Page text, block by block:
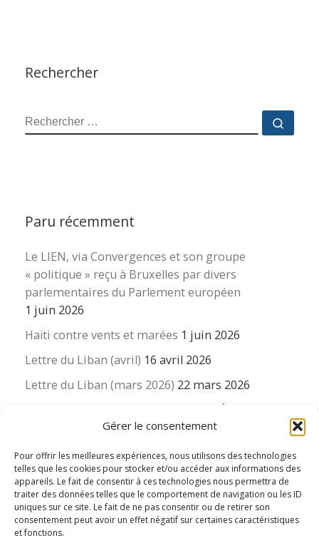
Gérer le consentement
Pour offrir les meilleures expériences, nous utilisons des technologies
telles que les cookies pour stocker et/ou accéder aux informations des
appareils. Le fait de consentir à ces technologies nous permettra de
traiter des données telles que le comportement de navigation ou les ID
uniques sur ce site. Le fait de ne pas consentir ou de retirer son
consentement peut avoir un effet négatif sur certaines caractéristiques
et fonctions.
Rechercher
RECHERCHER
Paru récemment
Le LIEN, via Convergences et son groupe
« politique » reçu à Bruxelles par divers
parlementaires du Parlement européen
1 juin 2026
Haïti contre vents et marées 1 juin 2026
Lettre du Liban (avril) 16 avril 2026
Lettre du Liban (mars 2026) 22 mars 2026
La revue « Educateur » décapitée ? L’Éducation
nouvelle et ses liens avec la revue du Syndicat
16 mars 2026